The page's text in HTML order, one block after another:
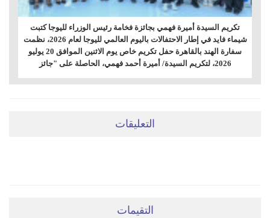
تكريم السيدة أميرة فهمي بجائزة فخامة رئيس الوزراء لليوجا كتبت
شيماء فايد في إطار الاحتفالات باليوم العالمي لليوجا لعام 2026، نظمت
سفارة الهند بالقاهرة حفل تكريم خاص يوم الاثنين الموافق 20 يوليو
2026، لتكريم السيدة/ أميرة أحمد فهمي، الحاصلة على "جائز
التعليقات
التقيمات